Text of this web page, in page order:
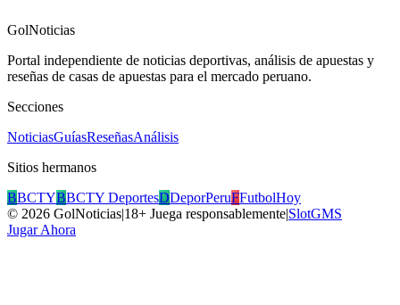
GolNoticias
Portal independiente de noticias deportivas, análisis de apuestas y
reseñas de casas de apuestas para el mercado peruano.
Secciones
NoticiasGuíasReseñasAnálisis
Sitios hermanos
BBCTYBBCTY DeportesDDeporPeruFFutbolHoy
© 2026 GolNoticias|18+ Juega responsablemente|SlotGMS
Jugar Ahora